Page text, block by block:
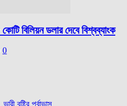
বিলিয়ন ডলার দেবে বিশ্বব্যাংক
0
বৃষ্টির পূর্বাভাস